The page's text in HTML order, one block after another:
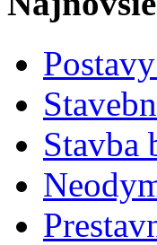
Stavba